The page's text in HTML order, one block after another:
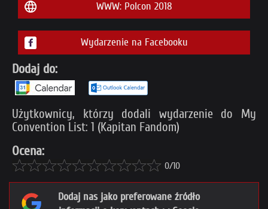
WWW: Polcon 2018
Wydarzenie na Facebooku
Dodaj do:
Użytkownicy, którzy dodali wydarzenie do My
Convention List: 1 (Kapitan Fandom)
Ocena:
0/10
Dodaj nas jako preferowane źródło